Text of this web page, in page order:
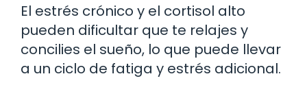
El estrés crónico y el cortisol alto
pueden dificultar que te relajes y
concilies el sueño, lo que puede llevar
a un ciclo de fatiga y estrés adicional.